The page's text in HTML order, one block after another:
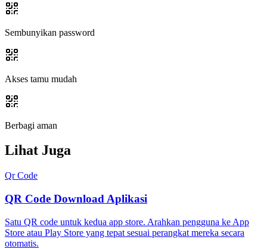
Sembunyikan password
Akses tamu mudah
Berbagi aman
Lihat Juga
Qr Code
QR Code Download Aplikasi
Satu QR code untuk kedua app store. Arahkan pengguna ke App
Store atau Play Store yang tepat sesuai perangkat mereka secara
otomatis.